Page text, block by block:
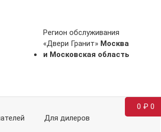
Регион обслуживания
«Двери Гранит» Москва
и Московская область
Для дилеров
0 ₽ 0